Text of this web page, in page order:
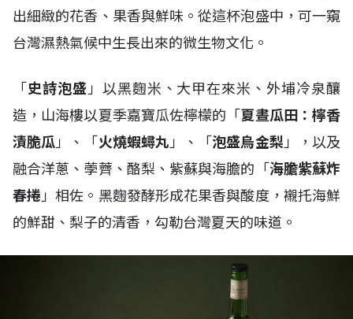
出細緻的花香、果香與鮮味。從這杯泡盛中，可一窺
台灣濕熱氣候中生長出來的微生物文化。
「史詩泡盛」以黑麴米、大甲在來米、外埔冷泉釀
造，山海樓以夏季嘉寶瓜佐檸檬的「夏晝瓜田：檸香
漬脆瓜」、「火燒蝦蟳丸」、「泡盛烏金梨」，以及
融合洋蔥、荸薺、酪梨、紫蘇與海膽的「海膽紫蘇炸
春捲」相佐。黑麴發酵形成花果香與酸度，襯托海鮮
的鮮甜、梨子的清香，勾勒台灣夏天的味道。